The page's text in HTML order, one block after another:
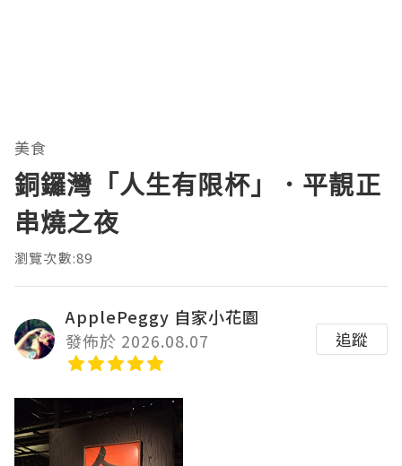
美食
銅鑼灣「人生有限杯」．平靚正
串燒之夜
瀏覽次數:89
ApplePeggy 自家小花園
發佈於 2026.08.07
追蹤